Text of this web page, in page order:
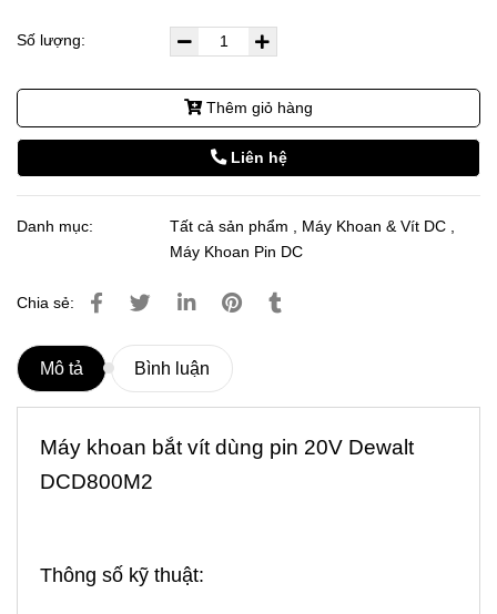
Số lượng:
Thêm giỏ hàng
Liên hệ
Danh mục: Tất cả sản phẩm Máy Khoan & Vít DC
Máy Khoan Pin DC
Chia sẻ:
Mô tả Bình luận
Máy khoan bắt vít dùng pin 20V Dewalt
DCD800M2
Thông số kỹ thuật: